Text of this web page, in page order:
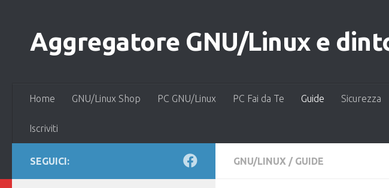
Aggregatore GNU/Linux e
Home GNU/Linux Shop PC GNU/Linux PC Fai da Te Guide Sicurezza
Iscriviti
GNU/LINUX / GUIDE
SEGUICI: